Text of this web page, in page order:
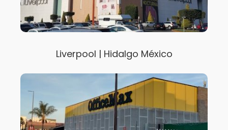
Liverpool | Hidalgo México